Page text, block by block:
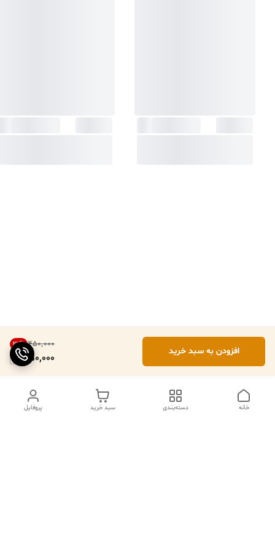
۴۵۰٬۰۰۰ 22%
350,000
افزودن به سبد خرید
پروفایل سبد خرید دسته‌بندی خانه